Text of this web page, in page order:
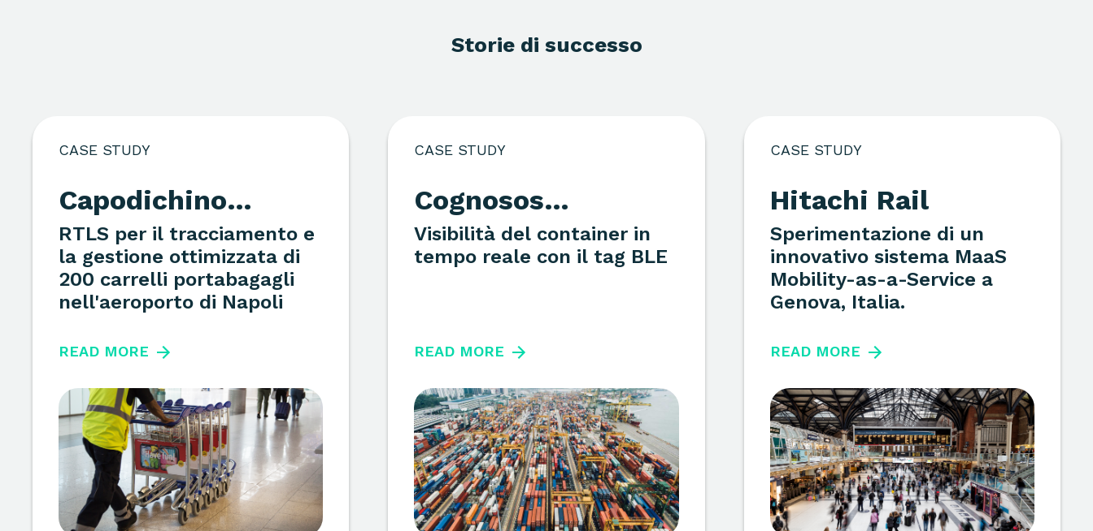
Storie di successo
CASE STUDY
Capodichino
Airport
RTLS per il tracciamento e
la gestione ottimizzata di
200 carrelli portabagagli
nell'aeroporto di Napoli
READ MORE
CASE STUDY
Cognosos
container
Visibilità del container in
tempo reale con il tag BLE
READ MORE
CASE STUDY
Hitachi Rail
Sperimentazione di un
innovativo sistema MaaS
Mobility-as-a-Service a
Genova, Italia.
READ MORE